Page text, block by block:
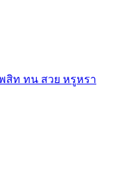
สิท ทน สวย หรูหรา